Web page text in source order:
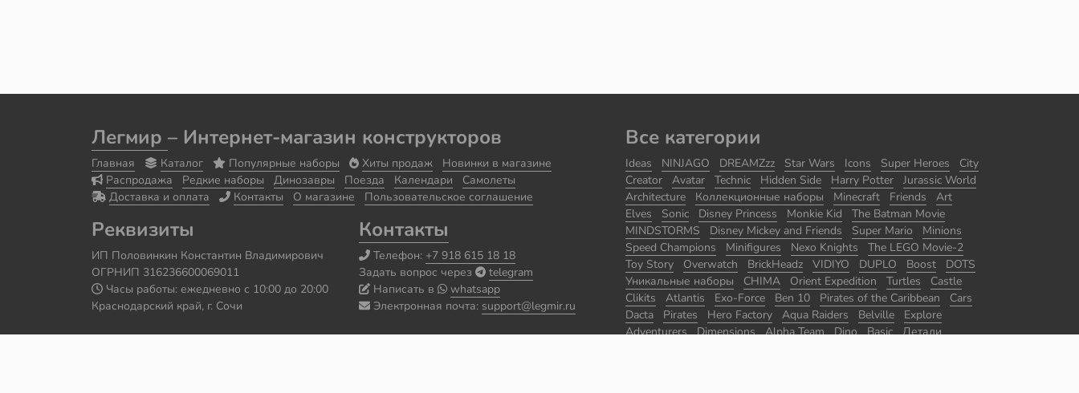
Легмир – Интернет-магазин конструкторов
Главная Каталог Популярные наборы Хиты продаж
Новинки в магазине
Распродажа
Редкие наборы Динозавры Поезда Календари
Самолеты
Доставка и оплата
Контакты О магазине Пользовательское соглашение
Реквизиты
ИП Половинкин Константин Владимирович
ОГРНИП 316236600069011
Часы работы: ежедневно с 10:00 до 20:00
Краснодарский край, г. Сочи
Контакты
Телефон: +7 918 615 18 18
Задать вопрос через
telegram
Написать в
whatsapp
Электронная почта: support@legmir.ru
Все категории
Ideas NINJAGO DREAMZzz Star Wars Icons Super Heroes
City
Creator
Avatar Technic Hidden Side Harry Potter
Jurassic World
Architecture
Коллекционные наборы Minecraft Friends
Art
Elves
Sonic Disney Princess Monkie Kid
The Batman Movie
MINDSTORMS
Disney Mickey and Friends Super Mario
Minions
Speed Champions
Minifigures Nexo Knights
The LEGO Movie-2
Toy Story
Overwatch BrickHeadz VIDIYO DUPLO Boost
DOTS
Уникальные наборы
CHIMA Orient Expedition Turtles
Castle
Clikits
Atlantis Exo-Force Ben 10 Pirates of the Caribbean
Cars
Dacta
Pirates Hero Factory Aqua Raiders Belville
Explore
Adventurers
Dimensions Alpha Team Dino Basic
Детали